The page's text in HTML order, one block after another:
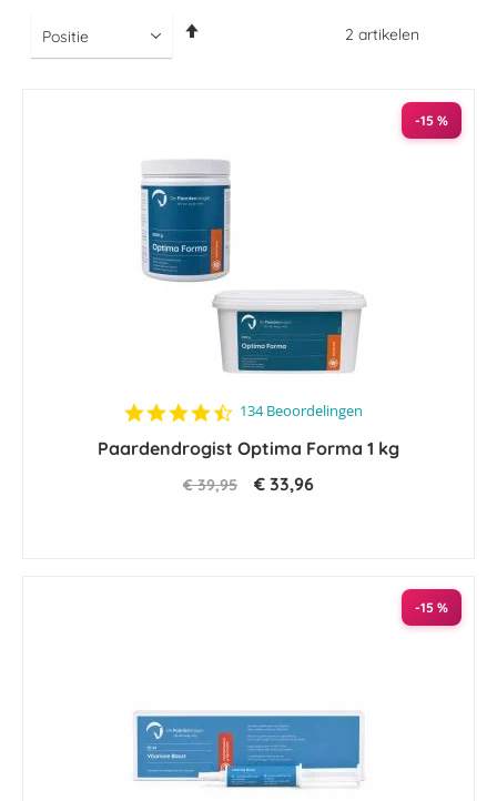
2 artikelen
-15 %
4.5
rating
134 Beoordelingen
Paardendrogist Optima Forma 1 kg
€ 39,95 € 33,96
-15 %